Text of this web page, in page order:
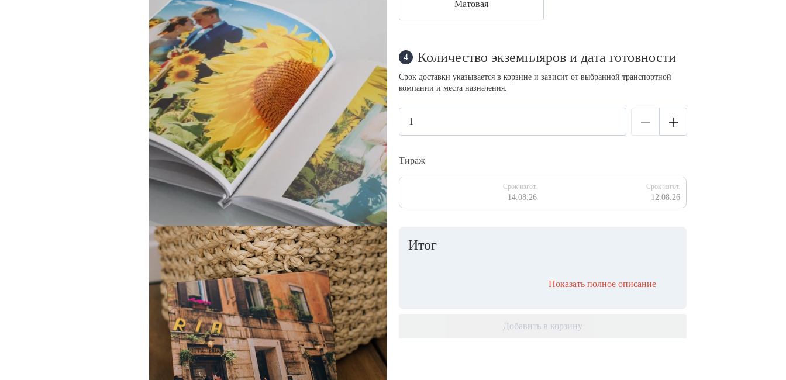
Матовая
4 Количество экземпляров и дата готовности
Срок доставки указывается в корзине и зависит от выбранной транспортной
компании и места назначения.
Тираж
Срок изгот.
14.08.26
Срок изгот.
12.08.26
Итог
Показать полное описание
Добавить в корзину